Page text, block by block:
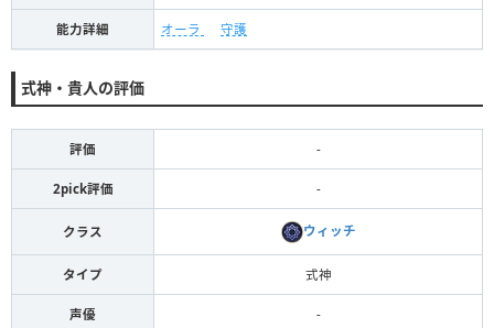
能力詳細 オーラ 守護
式神・貴人の評価
評価 -
2pick評価 -
クラス ウィッチ
タイプ 式神
声優 -